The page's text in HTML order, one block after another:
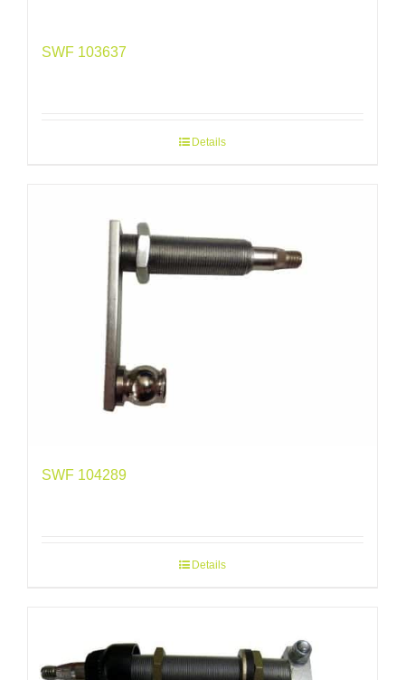
SWF 103637
Details
SWF 104289
Details